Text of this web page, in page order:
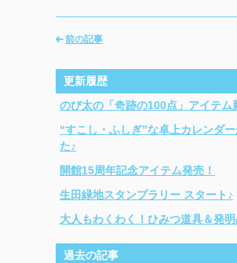
前の記事
更新履歴
のび太の「奇跡の100点」アイテム
“すこし・ふしぎ”な卓上カレンダ
た♪
開館15周年記念アイテム発売！
生田緑地スタンプラリー スタート♪
大人もわくわく！ひみつ道具＆発
過去の記事